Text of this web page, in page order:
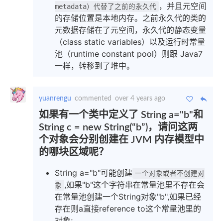
metadata）代替了之前的永久代 ，并且元空间
的存储位置是本地内存。之前永久代的类的
元数据存储在了元空间，永久代的静态变量
（class static variables）以及运行时常量
池（runtime constant pool）则跟 Java7
一样，转移到了堆中。
yuanrengu commented over 4 years ago
如果有一个类中定义了 String a="b"和
String c = new String(“b”)，请问这两
个对象会分别创建在 JVM 内存模型中
的哪块区域呢？
String a="b"可能创建 一个对象或者不创建对
象 ,如果"b"这个字符串在常量池里不存在会
在常量池创建一个String对象"b",如果已经
存在则a直接reference to这个常量池里的